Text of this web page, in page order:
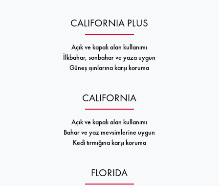
CALIFORNIA PLUS
Açık ve kapalı alan kullanımı
İlkbahar, sonbahar ve yaza uygun
Güneş ışınlarına karşı koruma
CALIFORNIA
Açık ve kapalı alan kullanımı
Bahar ve yaz mevsimlerine uygun
Kedi tırmığına karşı koruma
FLORIDA